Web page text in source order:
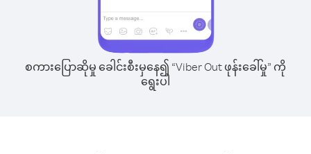
စကားပြောဆိုမှု ခေါင်းစီးမှနေ၍ “Viber Out ဖုန်းခေါ်မှု” ကို
ရွေးပါ